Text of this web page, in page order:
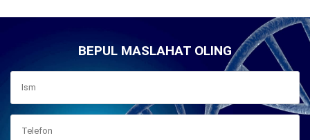
BEPUL MASLAHAT OLING